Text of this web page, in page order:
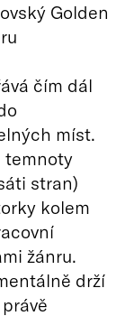
Golden
čím dál
míst.
temnoty
stran)
kolem
žánru.
drží